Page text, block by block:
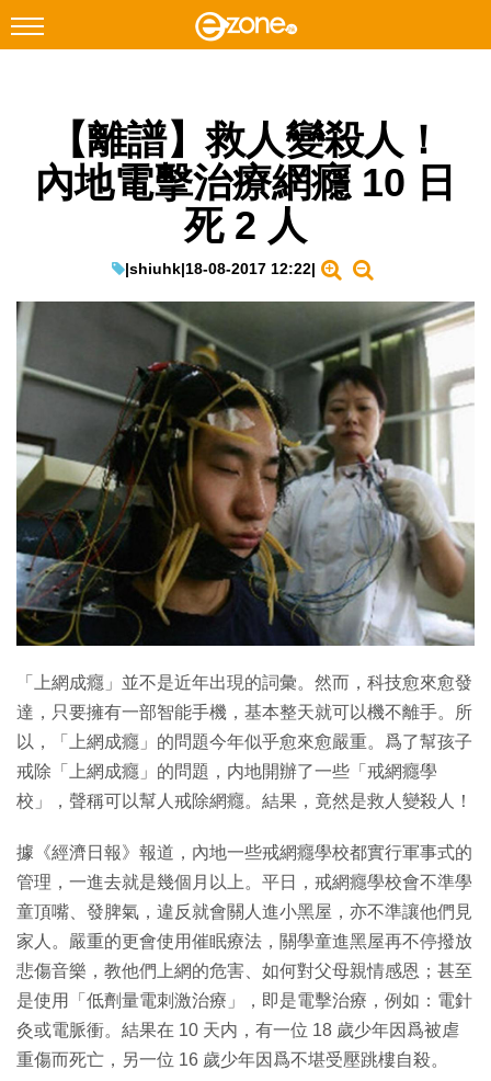
Facebook Instagram
科技焦點
教學評測
EduTech
IT Times
生成式AI與雲端應用
Enterprise Digital Transformation
特集
【離譜】救人變殺人！
內地電擊治療網癮 10 日
死 2 人
|shiuhk|18-08-2017 12:22|
「上網成癮」並不是近年出現的詞彙。然而，科技愈來愈發
達，只要擁有一部智能手機，基本整天就可以機不離手。所
以，「上網成癮」的問題今年似乎愈來愈嚴重。爲了幫孩子
戒除「上網成癮」的問題，内地開辦了一些「戒網癮學
校」，聲稱可以幫人戒除網癮。結果，竟然是救人變殺人！
據《經濟日報》報道，內地一些戒網癮學校都實行軍事式的
管理，一進去就是幾個月以上。平日，戒網癮學校會不準學
童頂嘴、發脾氣，違反就會關人進小黑屋，亦不準讓他們見
家人。嚴重的更會使用催眠療法，關學童進黑屋再不停撥放
悲傷音樂，教他們上網的危害、如何對父母親情感恩；甚至
是使用「低劑量電刺激治療」，即是電擊治療，例如：電針
灸或電脈衝。結果在 10 天内，有一位 18 歲少年因爲被虐
重傷而死亡，另一位 16 歲少年因爲不堪受壓跳樓自殺。